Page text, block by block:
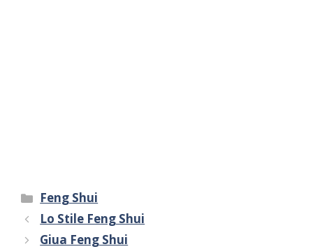
Categorie
Feng Shui
Lo Stile Feng Shui
Giua Feng Shui